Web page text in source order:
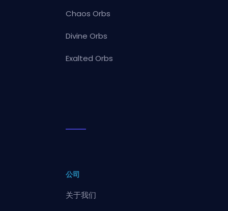
Chaos Orbs
Divine Orbs
Exalted Orbs
公司
关于我们